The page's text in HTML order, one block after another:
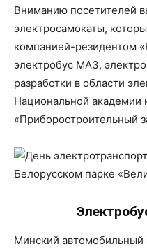
Вниманию посетителей
электросамокаты,
компанией-резидентом
электробус МАЗ,
разработки в области
Национальной академии
«Приборостроительный
Минский автомобильный